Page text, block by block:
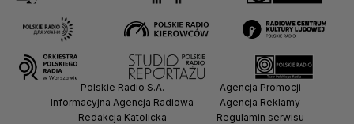
Polskie Radio S.A.
Informacyjna Agencja Radiowa
Redakcja Katolicka
Agencja Promocji
Agencja Reklamy
Regulamin serwisu